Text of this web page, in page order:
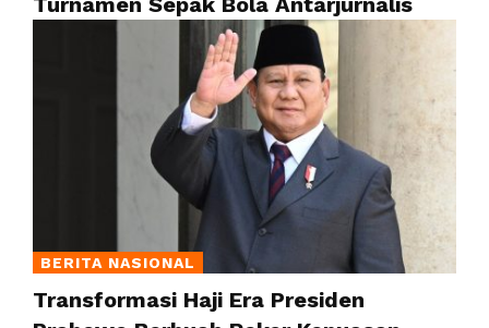
BERITA NASIONAL
Transformasi Haji Era Presiden